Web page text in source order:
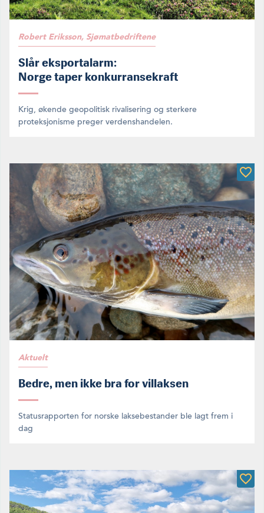
Robert Eriksson, Sjømatbedriftene
Slår eksportalarm:
Norge taper konkurransekraft
Krig, økende geopolitisk rivalisering og sterkere
proteksjonisme preger verdenshandelen.
Aktuelt
Bedre, men ikke bra for villaksen
Statusrapporten for norske laksebestander ble lagt frem i
dag